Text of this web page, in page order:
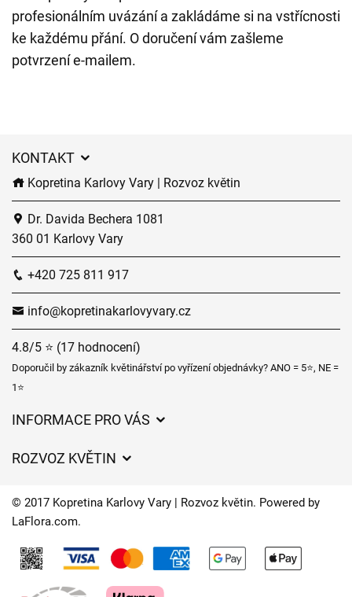
profesionálním uvázání a zakládáme si na vstřícnosti
ke každému přání. O doručení vám zašleme
potvrzení e-mailem.
KONTAKT
Kopretina Karlovy Vary | Rozvoz květin
Dr. Davida Bechera 1081
360 01 Karlovy Vary
+420 725 811 917
info@kopretinakarlovyvary.cz
4.8/5 ⭐ (17 hodnocení)
Doporučil by zákazník květinářství po vyřízení objednávky? ANO = 5⭐, NE =
1⭐
INFORMACE PRO VÁS
Často kladené dotazy
Časy doručení květin – přehled možností
O nás
ROZVOZ KVĚTIN
Kam doručujeme květiny
Kontakt
© 2017 Kopretina Karlovy Vary | Rozvoz květin. Powered by
LaFlora.com.